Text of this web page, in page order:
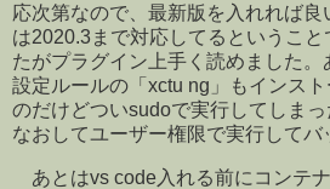
応次第なので、最新版を入れれば良
は2020.3まで対応してるというこ
たがプラグイン上手く読めました。
設定ルールの「xctu ng」もインス
のだけどついsudoで実行してしま
なおしてユーザー権限で実行してバ
あとはvs code入れる前にコンテ